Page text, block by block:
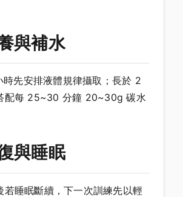
與補水
先安排液體規律攝取；長於 2
配每 25~30 分鐘 20~30g 碳水
與睡眠
若睡眠斷續，下一次訓練先以輕